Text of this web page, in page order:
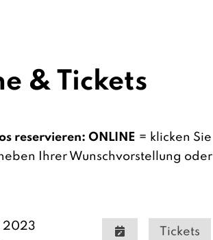
& Tickets
reservieren: ONLINE = klicken Sie
Ihrer Wunschvorstellung oder
2023 Tickets